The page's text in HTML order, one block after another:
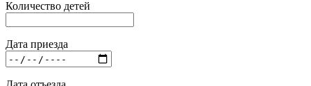
Количество детей
Дата приезда